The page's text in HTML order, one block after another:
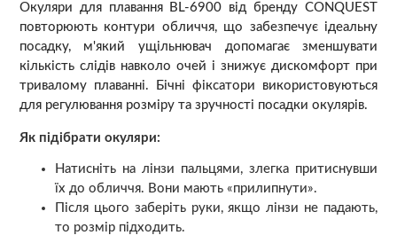
Окуляри для плавання BL-6900 від бренду CONQUEST
повторюють контури обличчя, що забезпечує ідеальну
посадку, м'який ущільнювач допомагає зменшувати
кількість слідів навколо очей і знижує дискомфорт при
тривалому плаванні. Бічні фіксатори використовуються
для регулювання розміру та зручності посадки окулярів.
Як підібрати окуляри:
Натисніть на лінзи пальцями, злегка притиснувши
їх до обличчя. Вони мають «прилипнути».
Після цього заберіть руки, якщо лінзи не падають,
то розмір підходить.